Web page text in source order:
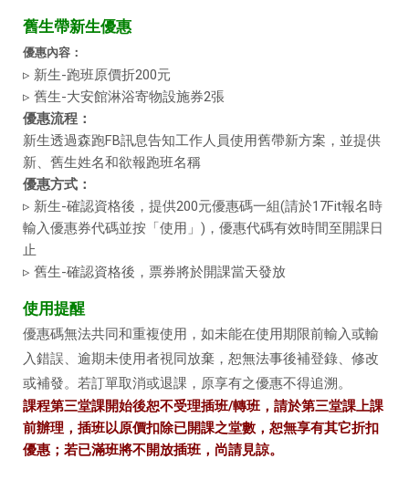
舊生帶新生優惠
優惠內容：
▹ 新生-跑班原價折200元
▹ 舊生-大安館淋浴寄物設施券2張
優惠流程：
新生透過森跑FB訊息告知工作人員使用舊帶新方案，並提供
新、舊生姓名和欲報跑班名稱
優惠方式：
▹ 新生-確認資格後，提供200元優惠碼一組(請於17Fit報名時
輸入優惠券代碼並按「使用」)，優惠代碼有效時間至開課日
止
▹ 舊生-確認資格後，票券將於開課當天發放
使用提醒
優惠碼無法共同和重複使用，如未能在使用期限前輸入或輸
入錯誤、逾期未使用者視同放棄，恕無法事後補登錄、修改
或補發。若訂單取消或退課，原享有之優惠不得追溯。
課程第三堂課開始後恕不受理插班/轉班，請於第三堂課上課
前辦理，插班以原價扣除已開課之堂數，恕無享有其它折扣
優惠；若已滿班將不開放插班，尚請見諒。